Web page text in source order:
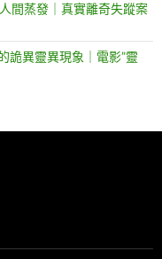
間蒸發｜真實離奇失蹤案
詭異靈異現象｜電影”靈